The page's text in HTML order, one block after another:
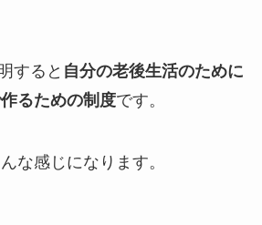
すると 自分の老後生活のために
るための制度です。
な感じになります。